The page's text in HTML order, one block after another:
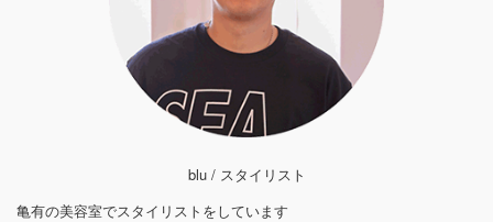
blu / スタイリスト
亀有の美容室でスタイリストをしています